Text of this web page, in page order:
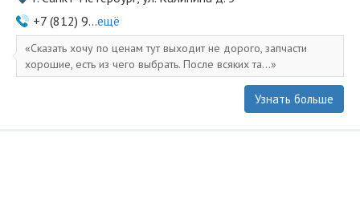
+7 (812) 9...ещё
Сказать хочу по ценам тут выходит не дорого, запчасти
хорошие, есть из чего выбрать. После всяких та...
Узнать больше